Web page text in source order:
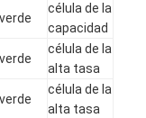
verde
célula de la
capacidad
verde
célula de la
alta tasa
verde
célula de la
alta tasa